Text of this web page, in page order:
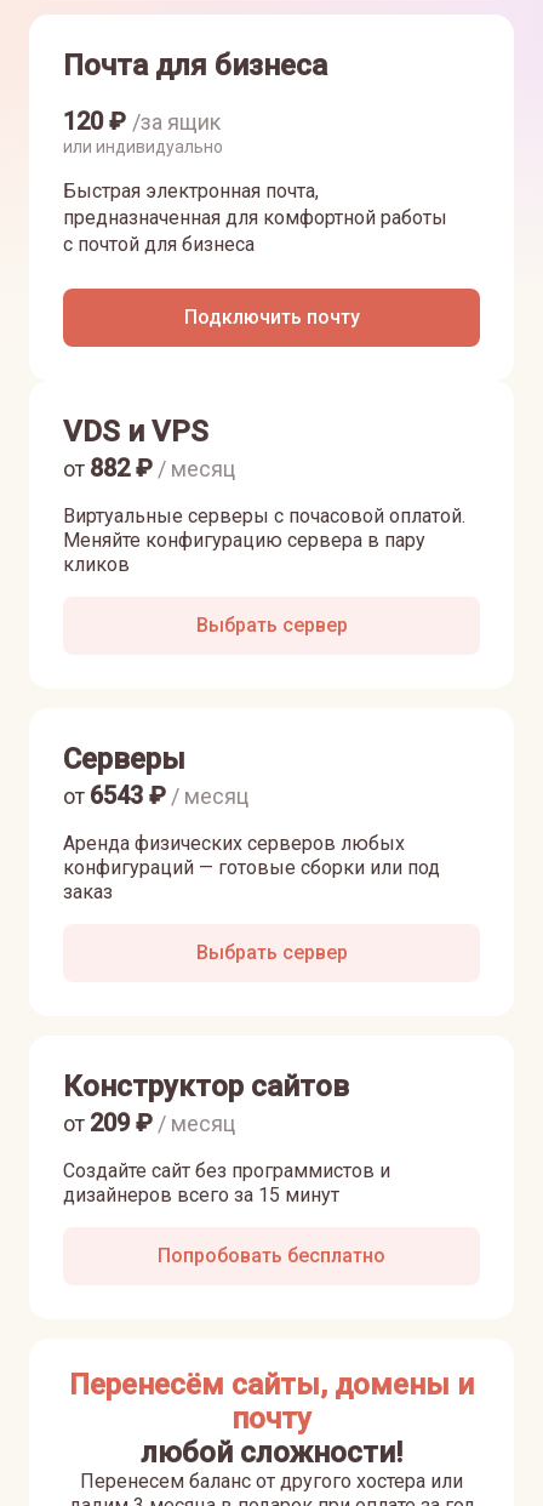
Почта для бизнеса
120₽ /за ящик
или индивидуально
Быстрая электронная почта,
предназначенная для комфортной работы
с почтой для бизнеса
Подключить почту
VDS и VPS
Виртуальные серверы с почасовой оплатой.
Меняйте конфигурацию сервера в пару
кликов
от 882₽ / месяц
Выбрать сервер
Серверы
Аренда физических серверов любых
конфигураций — готовые сборки или под
заказ
от 6543 ₽ / месяц
Выбрать сервер
Конструктор сайтов
Создайте сайт без программистов и
дизайнеров всего за 15 минут
от 209₽ / месяц
Попробовать бесплатно
Перенесём сайты, домены и
почту
любой сложности!
Перенесем баланс от другого хостера или